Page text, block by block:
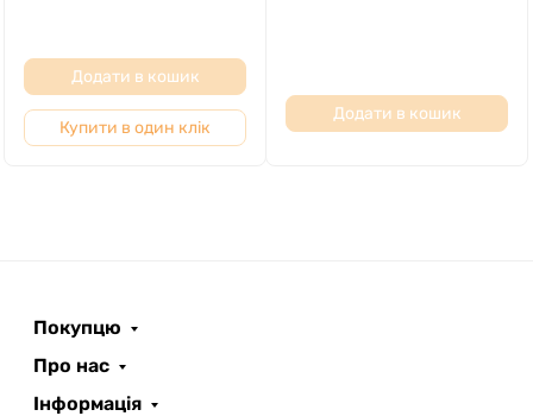
Додати в кошик
Купити в один клік
Додати в кошик
Покупцю
Про нас
Інформація